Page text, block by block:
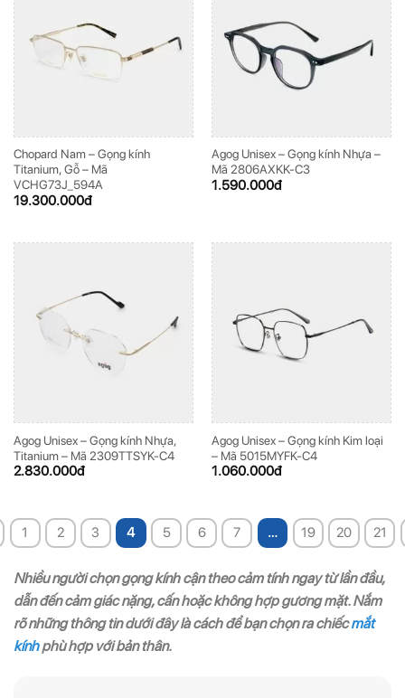
Chopard Nam – Gọng kính
Titanium, Gỗ – Mã
VCHG73J_594A
19.300.000đ
Agog Unisex – Gọng kính Nhựa –
Mã 2806AXKK-C3
1.590.000đ
Agog Unisex – Gọng kính Nhựa,
Titanium – Mã 2309TTSYK-C4
2.830.000đ
Agog Unisex – Gọng kính Kim loại
– Mã 5015MYFK-C4
1.060.000đ
1 2 3 4 5 6 7 … 19 20 21
Nhiều người chọn gọng kính cận theo cảm tính ngay từ lần đầu,
dẫn đến cảm giác nặng, cấn hoặc không hợp gương mặt. Nắm
rõ những thông tin dưới đây là cách để bạn chọn ra chiếcmắt
kínhphù hợp với bản thân.